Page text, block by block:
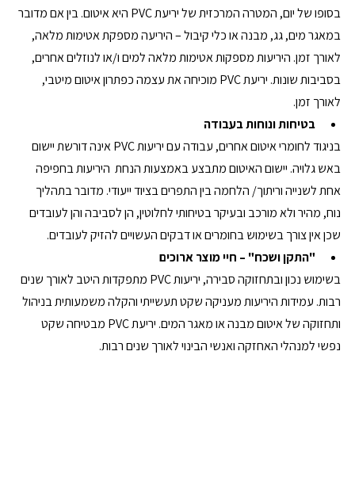
בסופו של יום, המטרה המרכזית של יריעת PVC היא איטום. בין אם מדובר
במאגר מים, גג, מבנה או כלי קיבול – היריעה מספקת אטימות מלאה,
לאורך זמן. היריעות מספקות אטימות מלאה למים ו/או לנוזלים אחרים,
בסביבות שונות. יריעת PVC מוכיחה את עצמה כפתרון איטום מיטבי,
לאורך זמן.
בטיחות ונוחות בעבודה
בניגוד לחומרי איטום אחרים, עבודה עם יריעות PVC אינה דורשת יישום
באש גלויה. יישום האיטום מתבצע באמצעות הנחת  היריעות בחפיפה
אחת לשנייה וריתוך/ הלחמה בין התפרים בציוד ייעודי. מדובר בתהליך
נוח, מהיר ולא מורכב ובעיקר בטיחותי לחלוטין, הן לסביבה והן לעובדים
שכן אין צורך בשימוש בחומרים או דבקים העשויים להזיק לעובדים.
"התקן ושכח" – חיי מוצר ארוכים
בשימוש נכון ובתחזוקה סבירה, יריעות PVC מתפקדות היטב לאורך שנים
רבות. עמידות היריעות מעניקה שקט תעשייתי והקלה משמעותית בניהול
ותחזוקה של איטום מבנה או מאגר המים. יריעת PVC מבטיחה שקט
נפשי למנהלי האחזקה ואנשי הבינוי לאורך שנים רבות.